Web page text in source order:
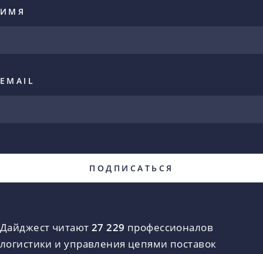
ИМЯ
EMAIL
Дайджест читают 27 229 профессионалов
логистики и управления цепями поставок